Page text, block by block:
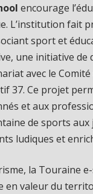
encourage
L’institution fait
sport et
une initiative de
avec le
37. Ce projet
et aux
de sports aux
ludiques et
la Touraine
en valeur du